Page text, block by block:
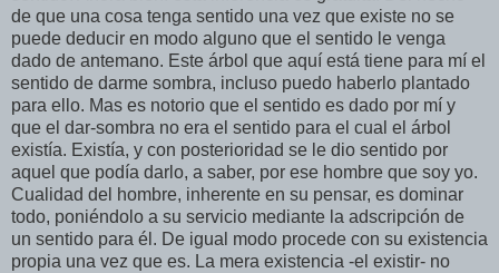
de que una cosa tenga sentido una vez que existe no se
puede deducir en modo alguno que el sentido le venga
dado de antemano. Este árbol que aquí está tiene para mí el
sentido de darme sombra, incluso puedo haberlo plantado
para ello. Mas es notorio que el sentido es dado por mí y
que el dar-sombra no era el sentido para el cual el árbol
existía. Existía, y con posterioridad se le dio sentido por
aquel que podía darlo, a saber, por ese hombre que soy yo.
Cualidad del hombre, inherente en su pensar, es dominar
todo, poniéndolo a su servicio mediante la adscripción de
un sentido para él. De igual modo procede con su existencia
propia una vez que es. La mera existencia -el existir- no